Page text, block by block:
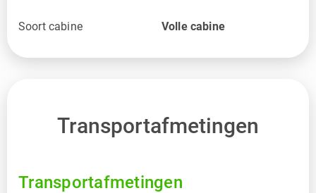
Soort cabine Volle cabine
Transportafmetingen
Transportafmetingen